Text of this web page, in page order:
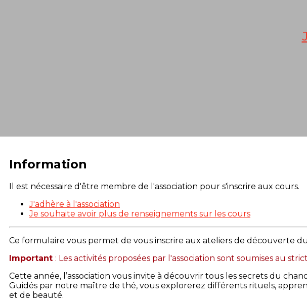
Information
Il est nécessaire d'être membre de l'association pour s'inscrire aux cours.
J'adhère à l'association
Je souhaite avoir plus de renseignements sur les cours
Ce formulaire vous permet de vous inscrire aux ateliers de découverte
Important : Les activités proposées par l'association sont soumises au
Cette année, l’association vous invite à découvrir tous les secrets du
Guidés par notre maître de thé, vous explorerez différents rituels,
et de beauté.